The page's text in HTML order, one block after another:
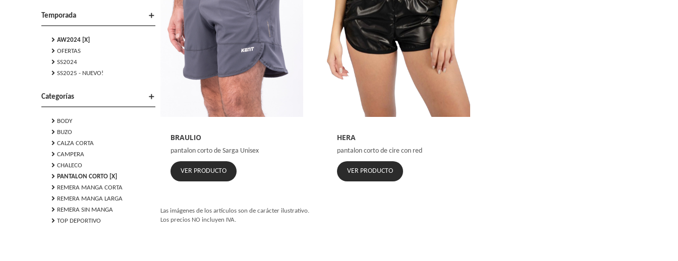
Temporada add
chevron_right AW2024 [X]
chevron_right OFERTAS
chevron_right SS2024
chevron_right SS2025 - NUEVO!
Categorías add
chevron_right BODY
chevron_right BUZO
chevron_right CALZA CORTA
chevron_right CAMPERA
chevron_right CHALECO
chevron_right PANTALON CORTO [X]
chevron_right REMERA MANGA CORTA
chevron_right REMERA MANGA LARGA
chevron_right REMERA SIN MANGA
chevron_right TOP DEPORTIVO
BRAULIO
pantalon corto de Sarga Unisex
VER PRODUCTO
HERA
pantalon corto de cire con red
VER PRODUCTO
Las imágenes de los artículos son de carácter ilustrativo.
Los precios NO incluyen IVA.